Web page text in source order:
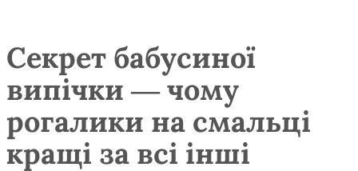
Секрет бабусиної
випічки — чому
рогалики на смальці
кращі за всі інші